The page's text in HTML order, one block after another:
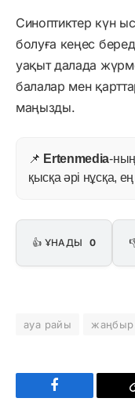
Синоптиктер күн
болуға кеңес
уақыт далада
балалар мен
маңызды.
📌 Ertenmedia-ның
қысқа әрі нұсқа,
👍 ҰНАДЫ 0
ауа райы жаңбыр
Facebook